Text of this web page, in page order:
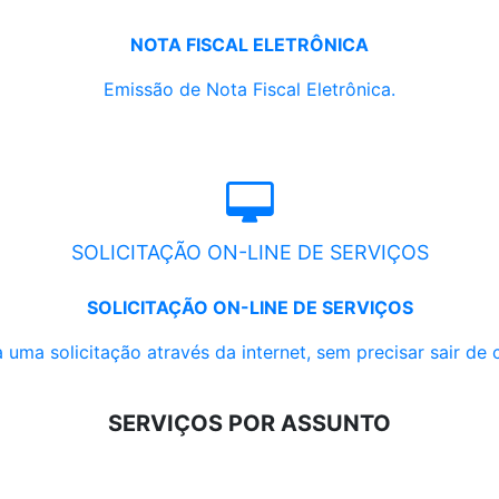
NOTA FISCAL ELETRÔNICA
Emissão de Nota Fiscal Eletrônica.
SOLICITAÇÃO ON-LINE DE SERVIÇOS
SOLICITAÇÃO ON-LINE DE SERVIÇOS
uma solicitação através da internet, sem precisar sair de
SERVIÇOS POR ASSUNTO